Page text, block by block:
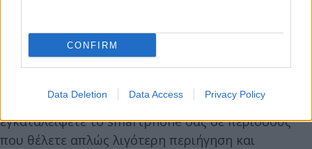
CONFIRM
Data Deletion Data Access Privacy Policy
ποτέ», δήλωσε ο Lars Silberbauer, επικεφαλής
μάρκετινγκ της HMD.
«Αυτό το τηλέφωνο σάς ενθαρρύνει να
εγκαταλείψετε το smartphone σας σε περιόδους
που θέλετε απλώς λιγότερη περιήγηση και